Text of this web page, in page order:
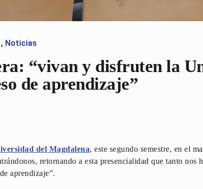
, Noticias
“vivan y disfruten la
de aprendizaje”
del Magdalena, este segundo semestre, en el
retornando a esta presencialidad que tanto nos
aprendizaje”.